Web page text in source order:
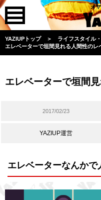
YAZIUPトップ ＞ ライフスタイル
エレベーターで垣間見れる人間性のレ
エレベーターで垣間
2017/02/23
YAZIUP運営
エレベーターなんか